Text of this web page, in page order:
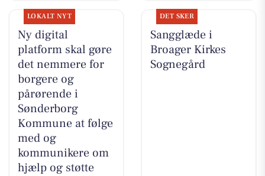
LOKALT NYT
Ny digital
platform skal gøre
det nemmere for
borgere og
pårørende i
Sønderborg
Kommune at følge
med og
kommunikere om
hjælp og støtte
DET SKER
Sangglæde i
Broager Kirkes
Sognegård